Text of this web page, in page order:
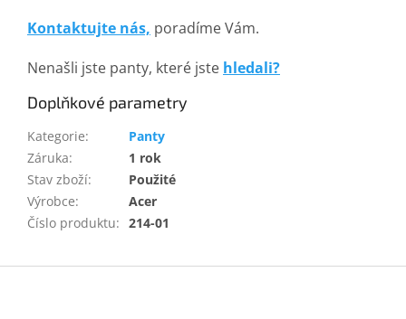
Kontaktujte nás, poradíme Vám.
Nenašli jste panty, které jste hledali?
Doplňkové parametry
Kategorie:
Panty
Záruka:
1 rok
Stav zboží:
Použité
Výrobce:
Acer
Číslo produktu: 214-01